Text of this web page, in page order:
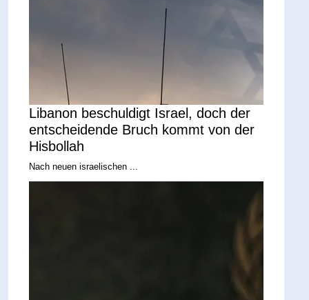
Libanon beschuldigt Israel, doch der
entscheidende Bruch kommt von der
Hisbollah
Nach neuen israelischen ...